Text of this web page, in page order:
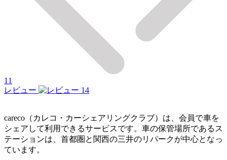
11
レビュー
14
careco（カレコ・カーシェアリングクラブ）は、会員で車を
シェアして利用できるサービスです。車の保管場所であるス
テーションは、首都圏と関西の三井のリパークが中心となっ
ています。